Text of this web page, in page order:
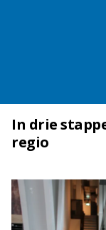
In drie
regio